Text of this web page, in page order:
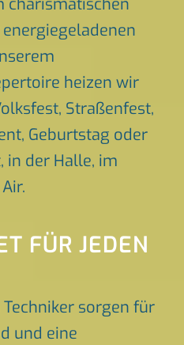
charismatischen
heizen wir
Straßenfest,
Geburtstag oder
in der Halle, im
FÜR JEDEN
sorgen für
und eine